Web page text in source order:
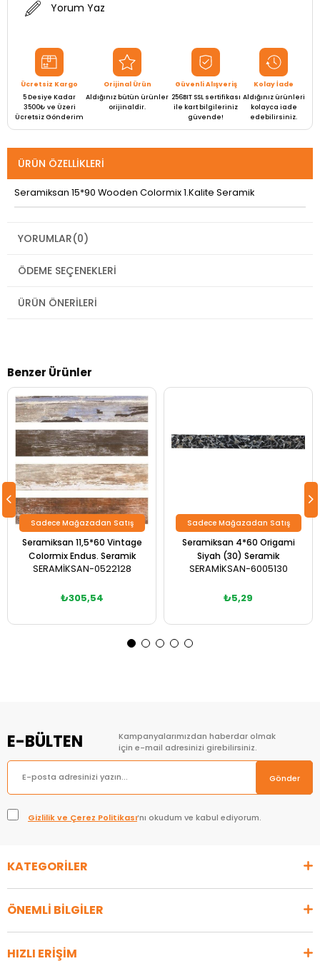
Yorum Yaz
Ücretsiz Kargo
5 Desiye Kadar
3500₺ ve Üzeri
Ücretsiz Gönderim
Orijinal Ürün
Aldığınız bütün ürünler
orijinaldir.
Güvenli Alışveriş
256BIT SSL sertifikası
ile kart bilgileriniz
güvende!
Kolay İade
Aldığınız ürünleri
kolayca iade
edebilirsiniz.
ÜRÜN ÖZELLIKLERI
Seramiksan 15*90 Wooden Colormix 1.Kalite Seramik
YORUMLAR(0)
ÖDEME SEÇENEKLERI
ÜRÜN ÖNERILERI
Benzer Ürünler
Seramiksan 11,5*60 Vintage
Colormix Endus. Seramik
SERAMİKSAN-0522128
₺305,54
Sadece Mağazadan Satış
Seramiksan 4*60 Origami
Siyah (30) Seramik
SERAMİKSAN-6005130
₺5,29
Sadece Mağazadan Satış
E-BÜLTEN
Kampanyalarımızdan haberdar olmak
için e-mail adresinizi girebilirsiniz.
Gönder
Gizlilik ve Çerez Politikası’nı okudum ve kabul ediyorum.
KATEGORİLER
ÖNEMLİ BİLGİLER
HIZLI ERİŞİM